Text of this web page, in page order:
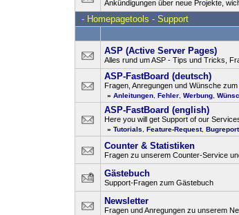
Ankündigungen über neue Projekte,
- Homepagetools - Support
ASP (Active Server Pages)
Alles rund um ASP - Tips und Tricks,
ASP-FastBoard (deutsch)
Fragen, Anregungen und Wünsche zum
» Anleitungen Fehler Werbung
ASP-FastBoard (english)
Here you will get Support of our
» Tutorials Feature-Request, Bugreport
Counter & Statistiken
Fragen zu unserem Counter-Service
Gästebuch
Support-Fragen zum Gästebuch
Newsletter
Fragen und Anregungen zu unserem